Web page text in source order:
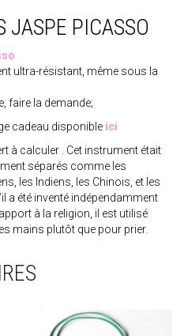
JASPE PICASSO
ultra-résistant, même sous la
faire la demande;
cadeau disponible ici
à calculer . Cet instrument était
séparés comme les
les Indiens, les Chinois, et les
a été inventé indépendamment
à la religion, il est utilisé
mains plutôt que pour prier.